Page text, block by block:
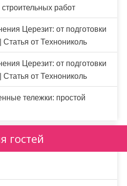
работ
Церезит: от подготовки
от Технониколь
Церезит: от подготовки
от Технониколь
тележки: простой
гостей